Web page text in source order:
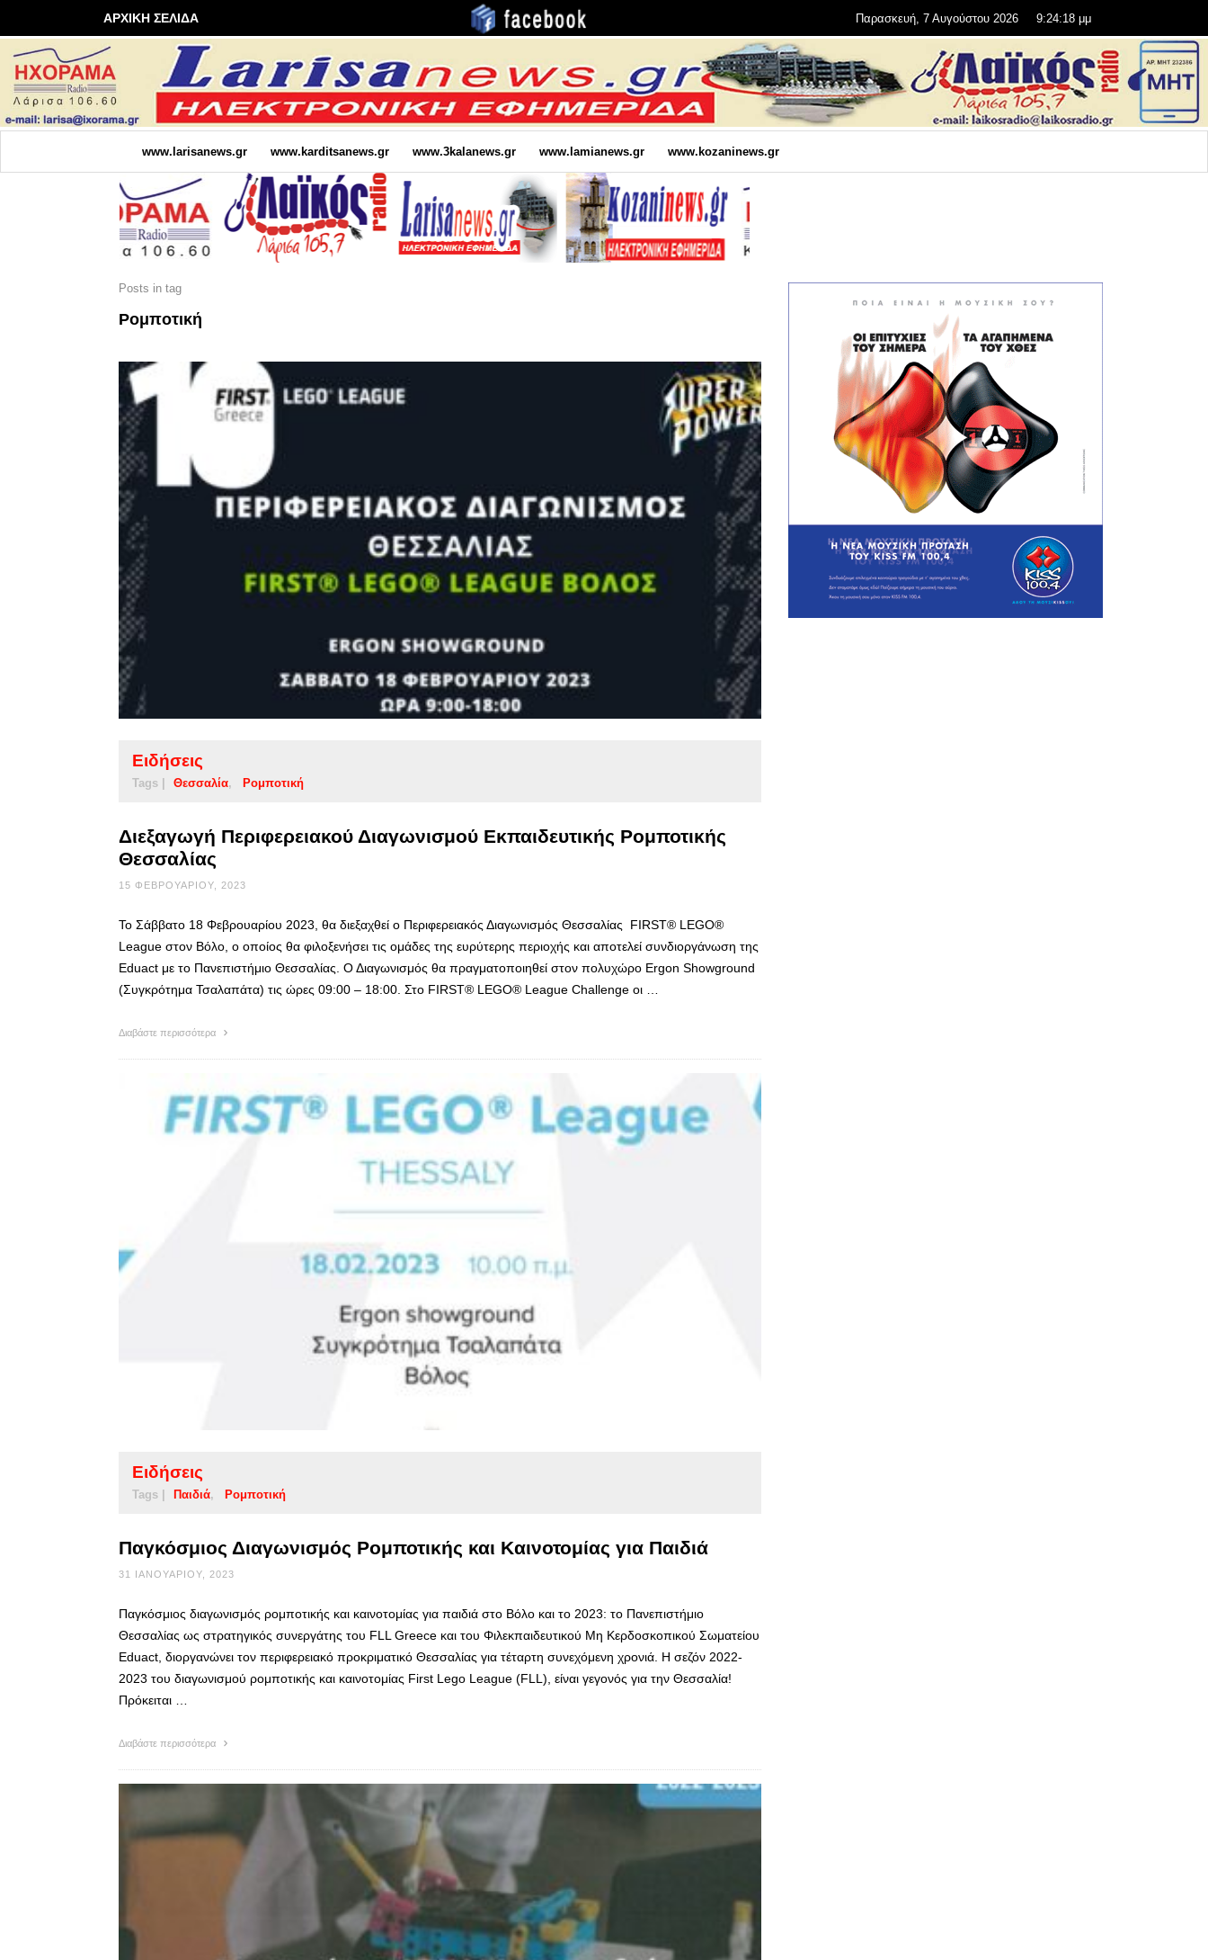
ΑΡΧΙΚΗ ΣΕΛΙΔΑ Παρασκευή, 7 Αυγούστου 2026 9:24:20 μμ
www.larisanews.gr www.karditsanews.gr www.3kalanews.gr www.lamianews.gr www.kozaninews.gr
Posts in tag
Ρομποτική
Ειδήσεις
Tags | Θεσσαλία Ρομποτική
Διεξαγωγή Περιφερειακού Διαγωνισμού Εκπαιδευτικής Ρομποτικής
Θεσσαλίας
15 ΦΕΒΡΟΥΑΡΊΟΥ, 2023
Το Σάββατο 18 Φεβρουαρίου 2023, θα διεξαχθεί ο Περιφερειακός Διαγωνισμός Θεσσαλίας FIRST® LEGO®
League στον Βόλο, ο οποίος θα φιλοξενήσει τις ομάδες της ευρύτερης περιοχής και αποτελεί συνδιοργάνωση της
Eduact με το Πανεπιστήμιο Θεσσαλίας. Ο Διαγωνισμός θα πραγματοποιηθεί στον πολυχώρο Ergon Showground
(Συγκρότημα Τσαλαπάτα) τις ώρες 09:00 – 18:00. Στο FIRST® LEGO® League Challenge οι …
Διαβάστε περισσότερα
Ειδήσεις
Tags | Παιδιά Ρομποτική
Παγκόσμιος Διαγωνισμός Ρομποτικής και Καινοτομίας για Παιδιά
31 ΙΑΝΟΥΑΡΊΟΥ, 2023
Παγκόσμιος διαγωνισμός ρομποτικής και καινοτομίας για παιδιά στο Βόλο και το 2023: το Πανεπιστήμιο
Θεσσαλίας ως στρατηγικός συνεργάτης του FLL Greece και του Φιλεκπαιδευτικoύ Μη Κερδοσκοπικού Σωματείου
Eduact, διοργανώνει τον περιφερειακό προκριματικό Θεσσαλίας για τέταρτη συνεχόμενη χρονιά. Η σεζόν 2022-
2023 του διαγωνισμού ρομποτικής και καινοτομίας First Lego League (FLL), είναι γεγονός για την Θεσσαλία!
Πρόκειται …
Διαβάστε περισσότερα